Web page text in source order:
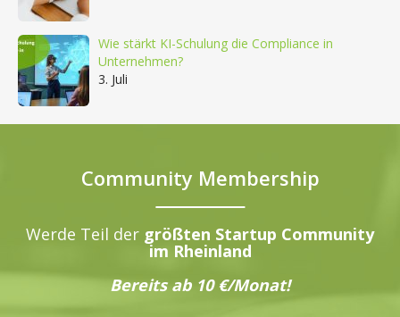
Wie stärkt KI-Schulung die Compliance in
Unternehmen?
3. Juli
Community Membership
Werde Teil der größten Startup Community
im Rheinland
Bereits ab 10 €/Monat!